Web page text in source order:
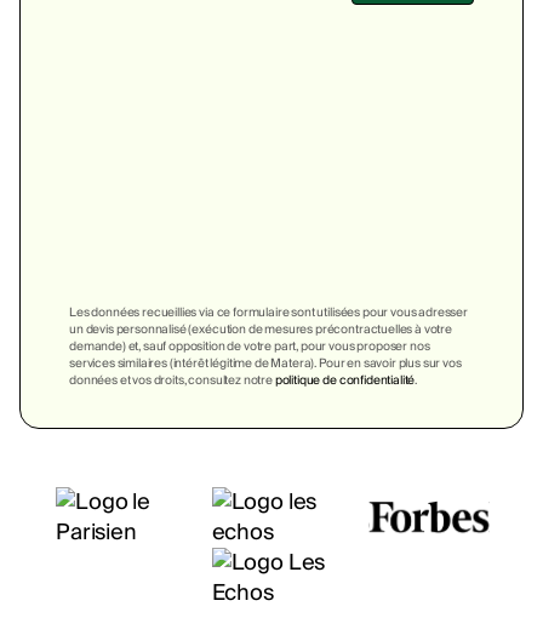
Les données recueillies via ce formulaire sont utilisées pour vous adresser
un devis personnalisé (exécution de mesures précontractuelles à votre
demande) et, sauf opposition de votre part, pour vous proposer nos
services similaires (intérêt légitime de Matera). Pour en savoir plus sur vos
données et vos droits, consultez notrepolitique de confidentialité.